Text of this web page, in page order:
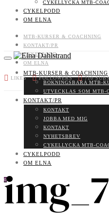
CYKELLYCKA MTB-
CYKELPODD
OM ELNA
MTB-KURSER & COACHNING
KONTAKT/PR
CYKELPODD
OM ELNA
LIKES FOLLOWERS 710
MTB-KURSER & COACHNING
BOKNINGSBARA MTB-
UTVECKLAS SOM MTB-
KONTAKT/PR
KONTAKT
JOBBA MED MIG
KONTAKT
NYHETSBREV
CYKELLYCKA MTB-
CYKELPODD
OM ELNA
0